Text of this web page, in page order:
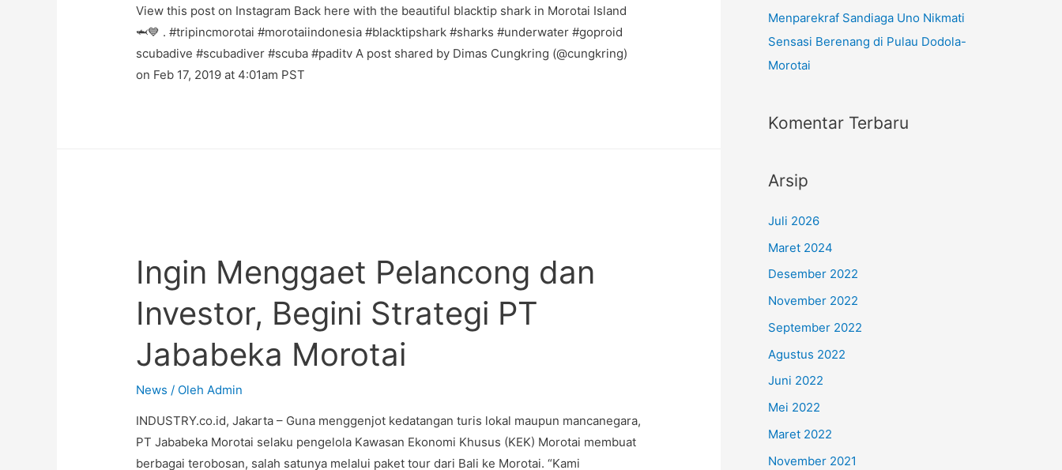
View this post on Instagram Back here with the beautiful blacktip shark in Morotai Island
🦈💙 . #tripincmorotai #morotaiindonesia #blacktipshark #sharks #underwater #goproid
scubadive #scubadiver #scuba #paditv A post shared by Dimas Cungkring (@cungkring)
on Feb 17, 2019 at 4:01am PST
Ingin Menggaet Pelancong dan
Investor, Begini Strategi PT
Jababeka Morotai
News / OlehAdmin
INDUSTRY.co.id, Jakarta – Guna menggenjot kedatangan turis lokal maupun mancanegara,
PT Jababeka Morotai selaku pengelola Kawasan Ekonomi Khusus (KEK) Morotai membuat
berbagai terobosan, salah satunya melalui paket tour dari Bali ke Morotai. “Kami
Menparekraf Sandiaga Uno Nikmati
Sensasi Berenang di Pulau Dodola-
Morotai
Komentar Terbaru
Arsip
Juli 2026
Maret 2024
Desember 2022
November 2022
September 2022
Agustus 2022
Juni 2022
Mei 2022
Maret 2022
November 2021